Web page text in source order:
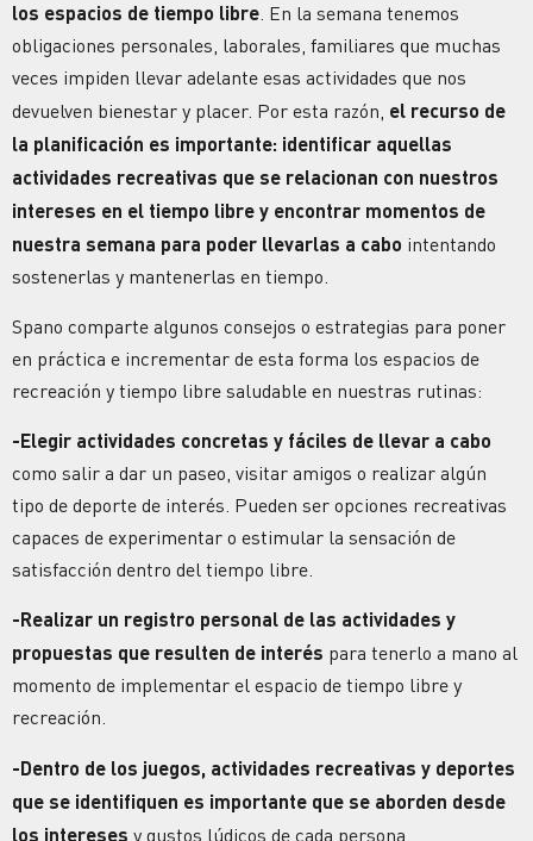
los espacios de tiempo libre. En la semana tenemos
obligaciones personales, laborales, familiares que muchas
veces impiden llevar adelante esas actividades que nos
devuelven bienestar y placer. Por esta razón, el recurso de
la planificación es importante: identificar aquellas
actividades recreativas que se relacionan con nuestros
intereses en el tiempo libre y encontrar momentos de
nuestra semana para poder llevarlas a cabo intentando
sostenerlas y mantenerlas en tiempo.
Spano comparte algunos consejos o estrategias para poner
en práctica e incrementar de esta forma los espacios de
recreación y tiempo libre saludable en nuestras rutinas:
-Elegir actividades concretas y fáciles de llevar a cabo
como salir a dar un paseo, visitar amigos o realizar algún
tipo de deporte de interés. Pueden ser opciones recreativas
capaces de experimentar o estimular la sensación de
satisfacción dentro del tiempo libre.
-Realizar un registro personal de las actividades y
propuestas que resulten de interés para tenerlo a mano al
momento de implementar el espacio de tiempo libre y
recreación.
-Dentro de los juegos, actividades recreativas y deportes
que se identifiquen es importante que se aborden desde
los intereses y gustos lúdicos de cada persona.